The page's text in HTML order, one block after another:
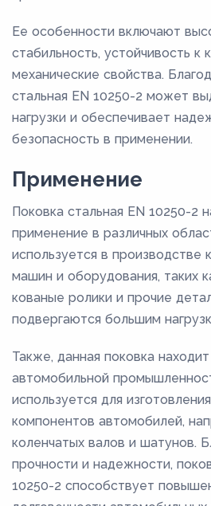
Ее особенности включают
стабильность, устойчивость к
механические свойства.
стальная EN 10250-2 может
нагрузки и обеспечивает
безопасность в применении.
Применение
Поковка стальная EN 10250-2
применение в различных
используется в производстве
машин и оборудования, таких
кованые ролики и прочие
подвергаются большим
Также, данная поковка
автомобильной
используется для
компонентов автомобилей,
коленчатых валов и шатунов.
прочности и надежности,
10250-2 способствует